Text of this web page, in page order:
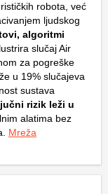
robota, već
ljudskog
algoritmi
slučajAir
za pogreške
u 19% slučajeva
sustava
rizik leži u
alatima bez
Mreža